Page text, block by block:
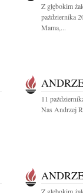
Z głębokim
października
Mama,...
11
Nas Andrzej